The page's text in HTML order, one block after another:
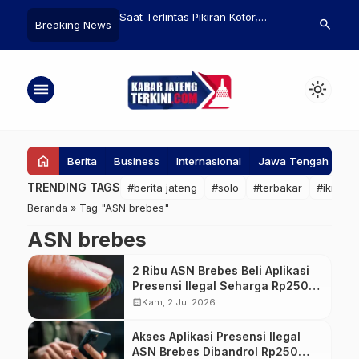
Breaking News
Doa Berikut Agar
dari Hawa Nafsu
Libatkan Masyarakat,
Tanggung Jawab Akreditasi
Program Studi
5 Tips
search
menu light_mode
home Berita Business Internasional Jawa Tengah
TRENDING TAGS #berita jateng #solo #terbakar #ikn
Beranda » Tag "ASN brebes"
ASN brebes
2 Ribu ASN Brebes Beli Aplikasi
Presensi Ilegal Seharga Rp250
Ribu
calendar_monthKam, 2 Jul 2026
Akses Aplikasi Presensi Ilegal
ASN Brebes Dibandrol Rp250